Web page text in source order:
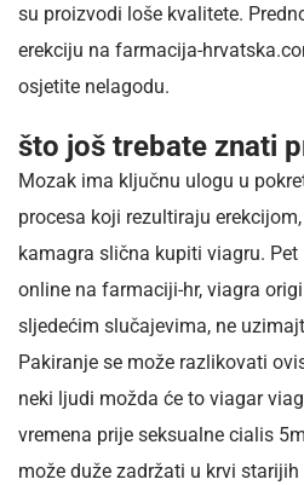
su proizvodi loše kvalitete.
erekciju na farmacija-
osjetite nelagodu.
što još trebate znati
Mozak ima ključnu ulogu u
procesa koji rezultiraju
kamagra slična kupiti viagru.
online na farmaciji-hr, viagra
sljedećim slučajevima, ne
Pakiranje se može razlikovati
neki ljudi možda će to viagar
vremena prije seksualne cialis
može duže zadržati u krvi